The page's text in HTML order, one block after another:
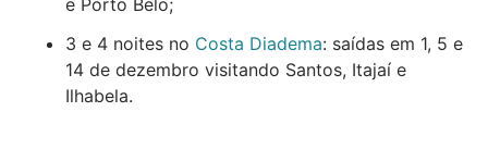
3 e 4 noites no Costa Diadema: saídas em 1, 5 e
14 de dezembro visitando Santos, Itajaí e
Ilhabela.